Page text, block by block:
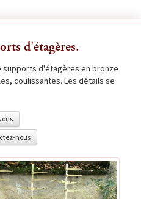
d'étagères.
supports d'étagères en bronze
coulissantes. Les détails se
nous